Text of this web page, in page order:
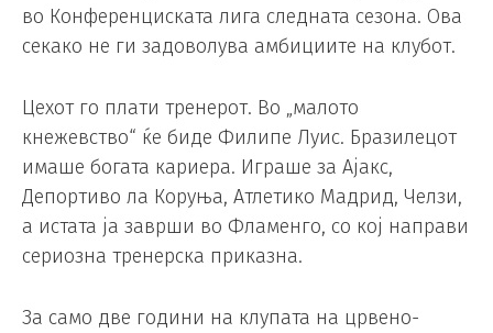
во Конференциската лига следната сезона. Ова
секако не ги задоволува амбициите на клубот.
Цехот го плати тренерот. Во „малото
кнежевство“ ќе биде Филипе Луис. Бразилецот
имаше богата кариера. Играше за Ајакс,
Депортиво ла Коруња, Атлетико Мадрид, Челзи,
а истата ја заврши во Фламенго, со кој направи
сериозна тренерска приказна.
За само две години на клупата на црвено-